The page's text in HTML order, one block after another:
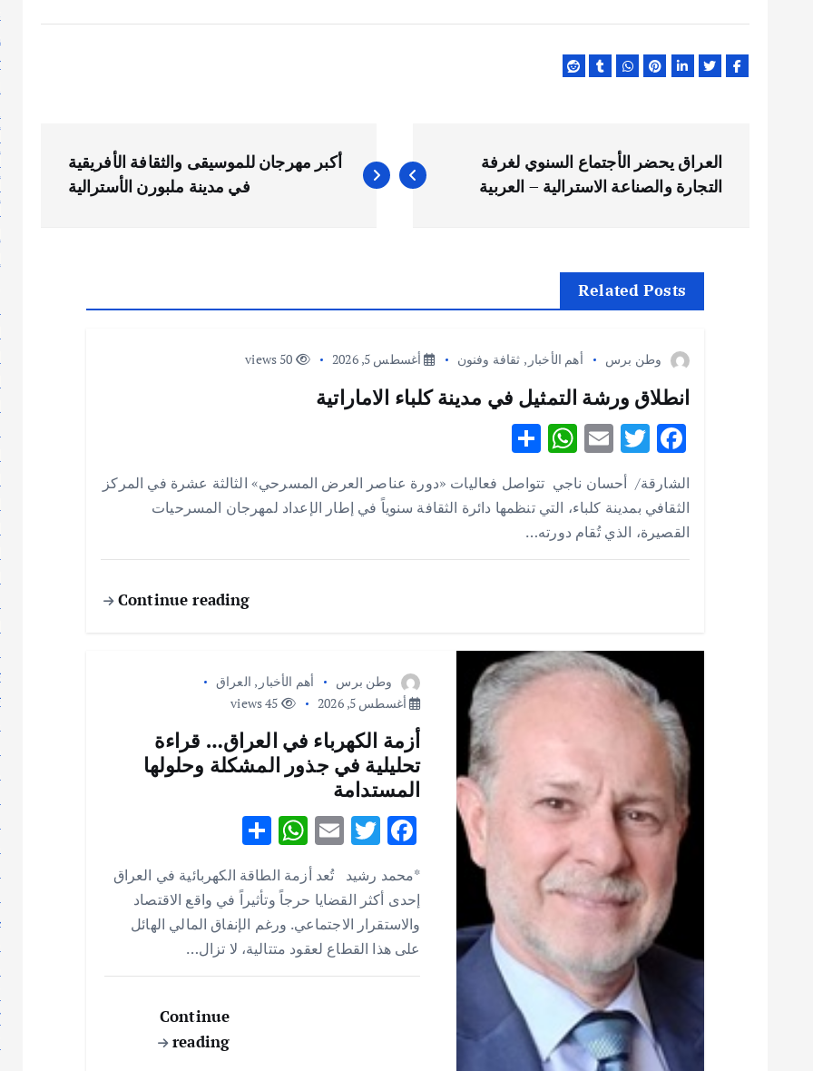
ص
العراق يحضر الأجتماع السنوي لغرفة
التجارة والصناعة الاسترالية – العربية
أكبر مهرجان للموسيقى والثقافة الأفريقية
في مدينة ملبورن الأسترالية
Related Posts
وطن برس أهم الأخبار , ثقافة وفنون أغسطس 5, 2026
انطلاق ورشة التمثيل في مدينة كلباء الاماراتية
F
e
b
o
T
w
it
te
r
E
m
ai
l
W
at
s
A
h
ar
e
الشارقة/ أحسان ناجي تتواصل فعاليات «دورة عناصر العرض المسرحي» الثالثة عشرة في المركز
الثقافي بمدينة كلباء، التي تنظمها دائرة الثقافة سنوياً في إطار الإعداد لمهرجان المسرحيات
القصيرة، الذي تُقام دورته…
Continue reading
وطن برس أهم الأخبار , العراق
أغسطس 5, 2026
أزمة الكهرباء في العراق… قراءة
تحليلية في جذور المشكلة وحلولها
المستدامة
F
e
b
o
o
T
w
it
te
r
E
m
ai
l
W
h
at
s
A
p
S
h
ar
e
*محمد رشيد تُعد أزمة الطاقة الكهربائية في العراق
إحدى أكثر القضايا حرجاً وتأثيراً في واقع الاقتصاد
والاستقرار الاجتماعي. ورغم الإنفاق المالي الهائل
على هذا القطاع لعقود متتالية، لا تزال…
Continue
reading